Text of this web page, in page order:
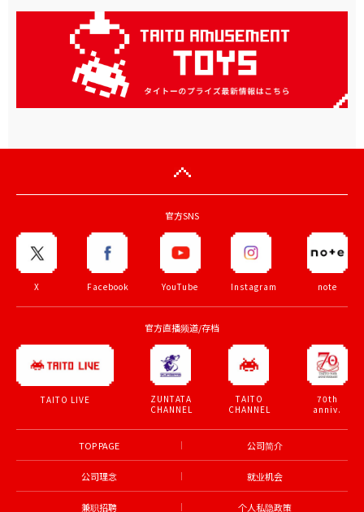
官方SNS
X Facebook YouTube Instagram note
官方直播频道/存档
TAITO LIVE
ZUNTATA
CHANNEL
TAITO
CHANNEL
70th
anniv.
TOP PAGE 公司简介
公司理念 就业机会
兼职招聘 个人私隐政策